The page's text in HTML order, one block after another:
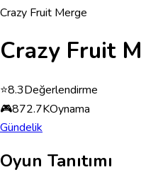
Crazy Fruit Merge
Crazy Fruit
⭐8.3Değerlendirme
🎮872.7KOynama
Gündelik
Oyun Tanıtımı